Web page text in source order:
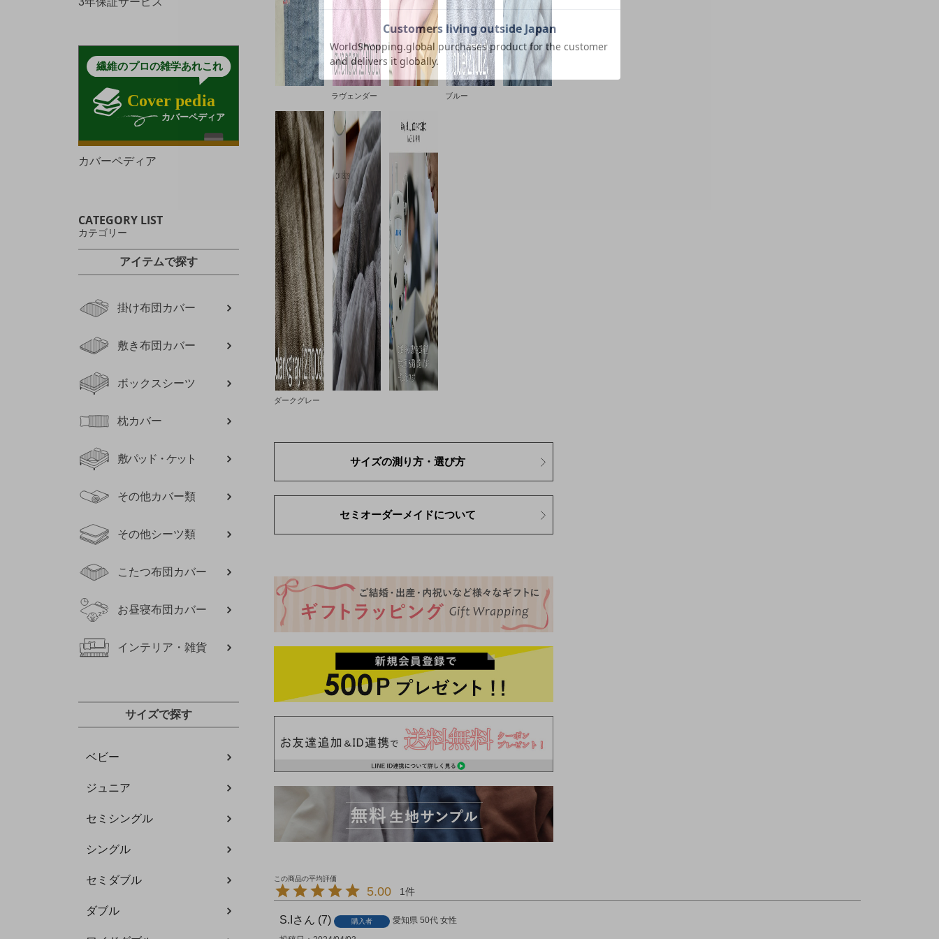
カバーペディア
CATEGORY LIST
カテゴリー
アイテムで探す
掛け布団カバー
敷き布団カバー
ボックスシーツ
枕カバー
敷パッド・ケット
その他カバー類
その他シーツ類
こたつ布団カバー
お昼寝布団カバー
インテリア・雑貨
サイズで探す
ベビー
ジュニア
セミシングル
シングル
セミダブル
ダブル
ラヴェンダー ブルー
ダークグレー
サイズの測り方・選び方
セミオーダーメイドについて
5.00 1
S.I 7 購入者 愛知県 50代 女性